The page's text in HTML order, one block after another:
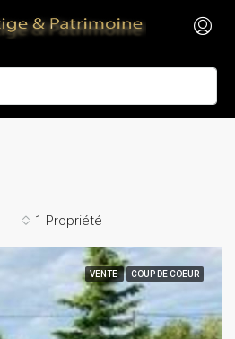
1 Propriété
VENTE COUP DE COEUR